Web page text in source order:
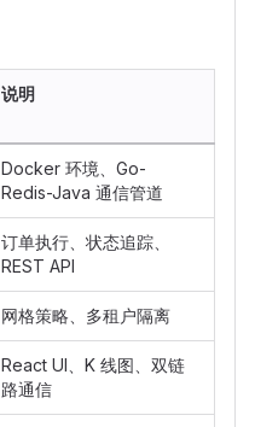
说明
Docker 环境、Go-
Redis-Java 通信管道
订单执行、状态追踪、
REST API
网格策略、多租户隔离
React UI、K 线图、双链
路通信